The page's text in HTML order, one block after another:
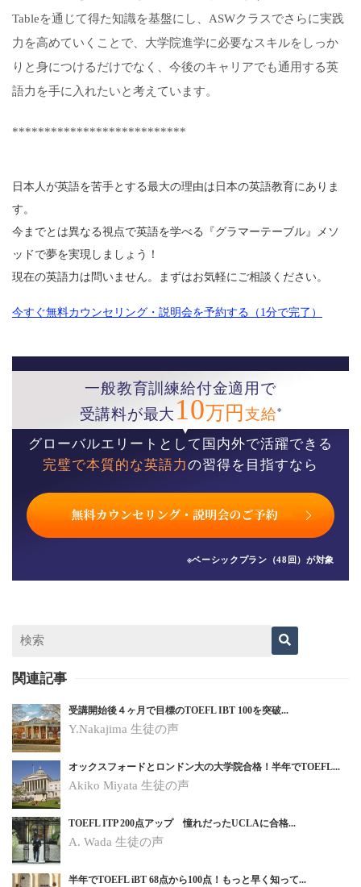
Tableを通じて得た知識を基盤にし、ASWクラスでさらに実践
力を高めていくことで、大学院進学に必要なスキルをしっか
りと身につけるだけでなく、今後のキャリアでも通用する英
語力を手に入れたいと考えています。
***************************
日本人が英語を苦手とする最大の理由は日本の英語教育にありま
す。
今までとは異なる視点で英語を学べる『グラマーテーブル』メソ
ッドで夢を実現しましょう！
現在の英語力は問いません。まずはお気軽にご相談ください。
今すぐ無料カウンセリング・説明会を予約する（1分で完了）
一般教育訓練給付金適用で
受講料が最大 10万円支給※
グローバルエリートとして国内外で活躍できる
完璧で本質的な英語力の習得を目指すなら
※ベーシックプラン（48回）が対象
関連記事
受講開始後４ヶ月で目標のTOEFL IBT 100を突破...
Y.Nakajima 生徒の声
オックスフォードとロンドン大の大学院合格！半年でTOEFL...
Akiko Miyata 生徒の声
TOEFL ITP 200点アップ 憧れだったUCLAに合格...
A. Wada 生徒の声
半年でTOEFL iBT 68点から100点！もっと早く知って...